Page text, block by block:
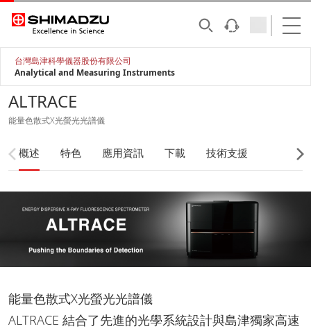
台灣島津科學儀器股份有限公司
Analytical and Measuring Instruments
ALTRACE
能量色散式X光螢光光譜儀
概述 特色 應用資訊 下載 技術支援
能量色散式X光螢光光譜儀
ALTRACE 結合了先進的光學系統設計與島津獨家高速